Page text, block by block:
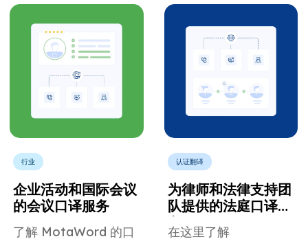
行业
企业活动和国际会议
的会议口译服务
了解 MotaWord 的口
认证翻译
为律师和法律支持团
队提供的法庭口译服
务
在这里了解